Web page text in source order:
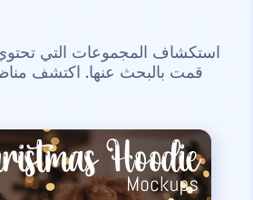
استكشاف المجموعات التي
قمت بالبحث عنها. اكتشف